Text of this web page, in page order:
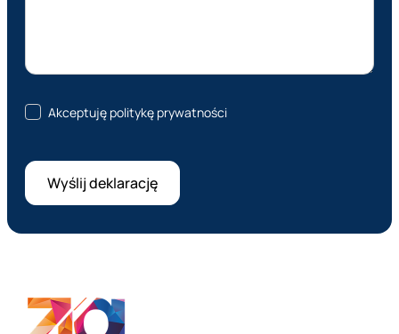
Akceptuję politykę prywatności